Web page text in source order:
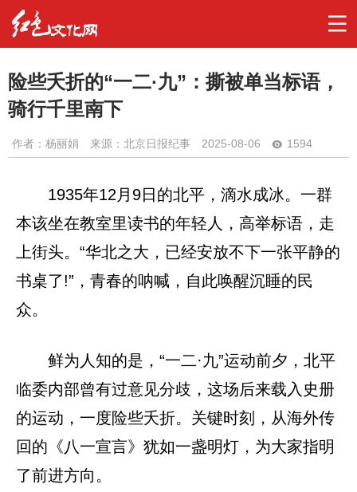
险些夭折的“一二·九”：撕被单当标语，
骑行千里南下
作者： 杨丽娟 来源：北京日报纪事 2025-08-06 1594
1935年12月9日的北平，滴水成冰。一群
本该坐在教室里读书的年轻人，高举标语，走
上街头。“华北之大，已经安放不下一张平静的
书桌了!”，青春的呐喊，自此唤醒沉睡的民
众。
鲜为人知的是，“一二·九”运动前夕，北平
临委内部曾有过意见分歧，这场后来载入史册
的运动，一度险些夭折。关键时刻，从海外传
回的《八一宣言》犹如一盏明灯，为大家指明
了前进方向。